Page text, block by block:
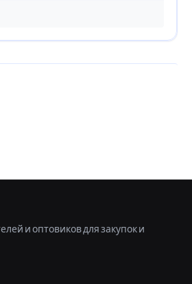
и оптовиков для закупок и